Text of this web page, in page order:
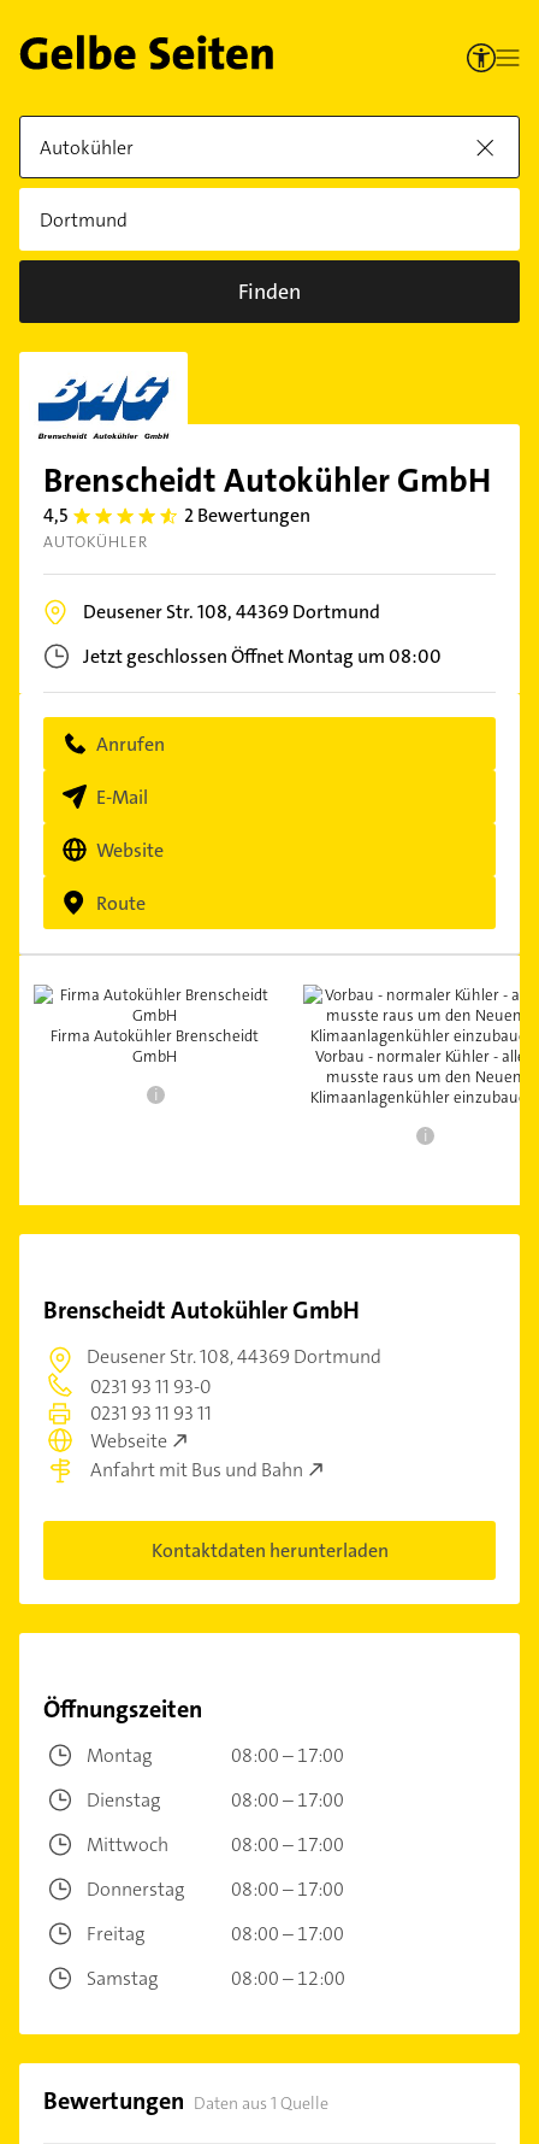
Finden
Brenscheidt Autokühler GmbH
4,5 4.5 2 Bewertungen
AUTOKÜHLER
Deusener Str. 108,44369Dortmund
Jetzt geschlossenÖffnet Montag um 08:00
Anrufen
E-Mail
Website
Route
Firma Autokühler Brenscheidt
GmbH
i
Vorbau - normaler Kühler - alles
musste raus um den Neuen
Klimaanlagenkühler einzubauen
i
Brenscheidt Autokühler GmbH
Deusener Str. 108,44369 Dortmund
0231 93 11 93-0
0231 93 11 93 11
Webseite
Anfahrt mit Bus und Bahn
Kontaktdaten herunterladen
Öffnungszeiten
Montag
08:00 – 17:00
Dienstag
08:00 – 17:00
Mittwoch
08:00 – 17:00
Donnerstag
08:00 – 17:00
Freitag
08:00 – 17:00
Samstag
08:00 – 12:00
Bewertungen Daten aus 1 Quelle